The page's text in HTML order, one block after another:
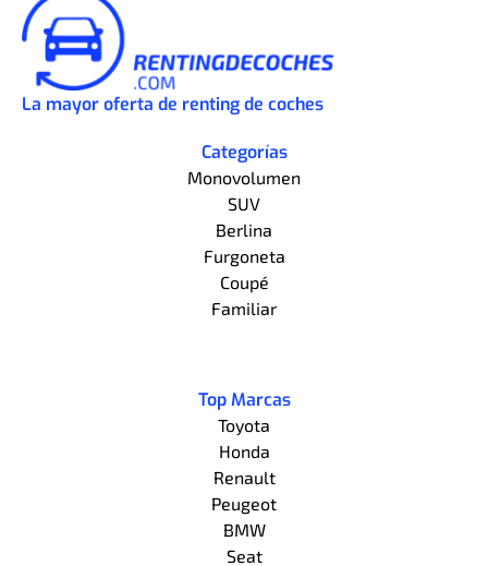
La mayor oferta de renting de coches
Categorías
Monovolumen
SUV
Berlina
Furgoneta
Coupé
Familiar
Top Marcas
Toyota
Honda
Renault
Peugeot
BMW
Seat